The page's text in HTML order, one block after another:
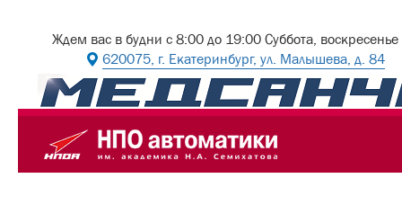
Ждем вас в будни с 8:00 до 19:00 Суббота,
620075, г. Екатеринбург, ул. Малышева, д. 84